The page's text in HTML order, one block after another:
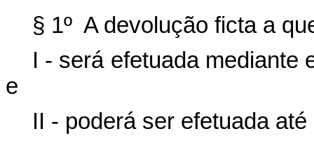
§ 1º A devolução ficta a
I - será efetuada mediante
e
II - poderá ser efetuada